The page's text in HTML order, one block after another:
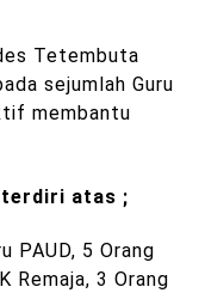
Tetembuta
sejumlah Guru
membantu
atas ;
PAUD, 5 Orang
Remaja, 3 Orang